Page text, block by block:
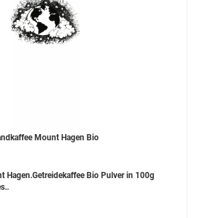
Mount Hagen Bio
Hagen.Getreidekaffee Bio Pulver in 100g